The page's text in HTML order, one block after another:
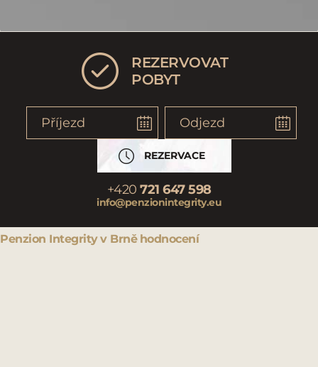
REZERVOVAT
POBYT
REZERVACE
+420 721 647 598
info@penzionintegrity.eu
Penzion Integrityv Brně hodnocení